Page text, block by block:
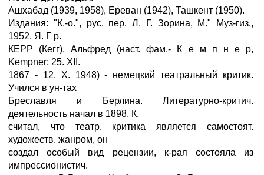
Ашхабад (1939, 1958), Ереван (1942), Ташкент (1950).
Издания: "К.-о.", рус. пер. Л. Г. Зорина, М." Муз-гиз.,
1952. Я. Г р.
КЕРР (Кегг), Альфред (наст. фам.- К е м п н е р,
Kempner; 25. XII.
1867 - 12. X. 1948) - немецкий театральный критик.
Учился в ун-тах
Бреславля и Берлина. Литературно-критич.
деятельность начал в 1898. К.
считал, что театр. критика является самостоят.
художеств. жанром, он
создал особый вид рецензии, к-рая состояла из
импрессионистич.